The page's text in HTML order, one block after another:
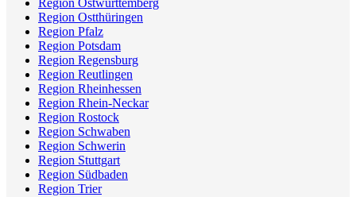
Region Ostwürttemberg
Region Ostthüringen
Region Pfalz
Region Potsdam
Region Regensburg
Region Reutlingen
Region Rheinhessen
Region Rhein-Neckar
Region Rostock
Region Schwaben
Region Schwerin
Region Stuttgart
Region Südbaden
Region Trier